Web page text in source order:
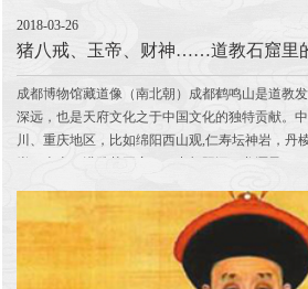
2018-03-26
猪八戒、玉帝、财神……道教石窟里
成都博物馆藏道像（南北朝）成都鹤鸣山是道教
深远，也是天府文化之于中国文化的独特贡献。
川、重庆地区，比如绵阳西山观,仁寿坛神岩，丹
岩、南山，洪雅苟王寨，巴中朝阳洞、龙潭子……